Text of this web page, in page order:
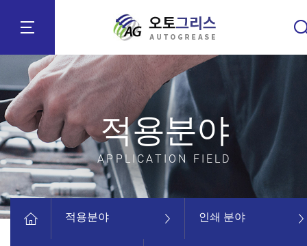
적용분야
APPLICATION FIELD
적용분야 인쇄 분야